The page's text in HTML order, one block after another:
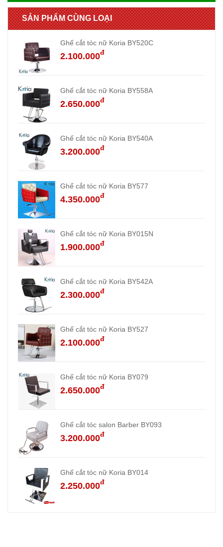
SẢN PHẨM CÙNG LOẠI
Ghế cắt tóc nữ Koria BY520C
2.100.000đ
Ghế cắt tóc nữ Koria BY558A
2.650.000đ
Ghế cắt tóc nữ Koria BY540A
3.200.000đ
Ghế cắt tóc nữ Koria BY577
4.350.000đ
Ghế cắt tóc nữ Koria BY015N
1.900.000đ
Ghế cắt tóc nữ Koria BY542A
2.300.000đ
Ghế cắt tóc nữ Koria BY527
2.100.000đ
Ghế cắt tóc nữ Koria BY079
2.650.000đ
Ghế cắt tóc salon Barber BY093
3.200.000đ
Ghế cắt tóc nữ Koria BY014
2.250.000đ